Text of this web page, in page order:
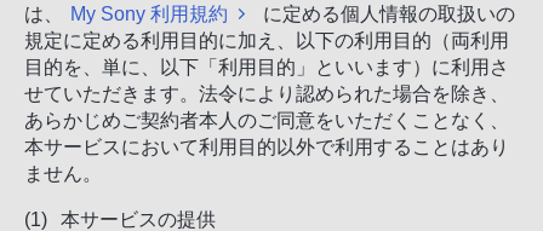
は、
My Sony 利用規約
に定める個人情報の取扱いの
規定に定める利用目的に加え、以下の利用目的（両利用
目的を、単に、以下「利用目的」といいます）に利用さ
せていただきます。法令により認められた場合を除き、
あらかじめご契約者本人のご同意をいただくことなく、
本サービスにおいて利用目的以外で利用することはあり
ません。
本サービスの提供